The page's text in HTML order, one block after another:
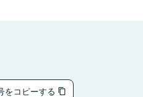
をコピーする